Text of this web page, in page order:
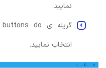
نمایید.
انتخاب نمایید.